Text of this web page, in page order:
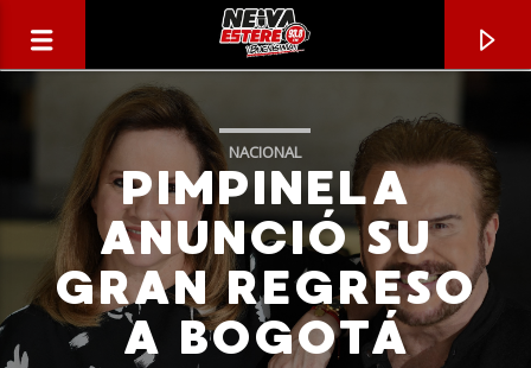
NACIONAL
PIMPINELA
ANUNCIÓ SU
GRAN REGRESO
A BOGOTÁ